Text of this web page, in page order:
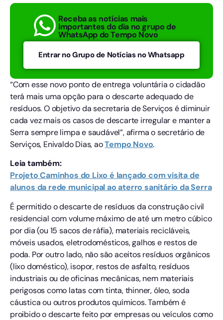
Receba as notícias mais
importantes do dia no grupo de
WhatsApp do Tempo Novo
Entrar no Grupo de Notícias no Whatsapp
“Com esse novo ponto de entrega voluntária o cidadão
terá mais uma opção para o descarte adequado de
resíduos. O objetivo da secretaria de Serviços é diminuir
cada vez mais os casos de descarte irregular e manter a
Serra sempre limpa e saudável”, afirma o secretário de
Serviços, Enivaldo Dias,aoTempo Novo.
Leia também:
Projeto Caminhos do Lixo é lançado com visita de
alunos da rede municipal ao aterro sanitário da Serra
É permitido o descarte de resíduos da construção civil
residencial com volume máximo de até um metro cúbico
por dia (ou 15 sacos de ráfia), materiais recicláveis,
móveis usados, eletrodomésticos, galhos e restos de
poda. Por outro lado, não são aceitos resíduos orgânicos
(lixo doméstico), isopor, restos de asfalto, resíduos
industriais ou de oficinas mecânicas, nem materiais
perigosos como latas com tinta, thinner, óleo, soda
cáustica ou outros produtos químicos. Também é
proibido o descarte feito por empresas ou veículos como